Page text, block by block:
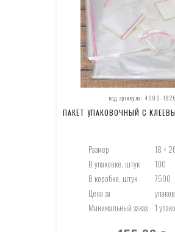
код артикула: 4090-1826
ПАКЕТ УПАКОВОЧНЫЙ С
Размер
18 ×
В упаковке, штук
100
В коробке, штук
7500
Цена за
Минимальный заказ
1